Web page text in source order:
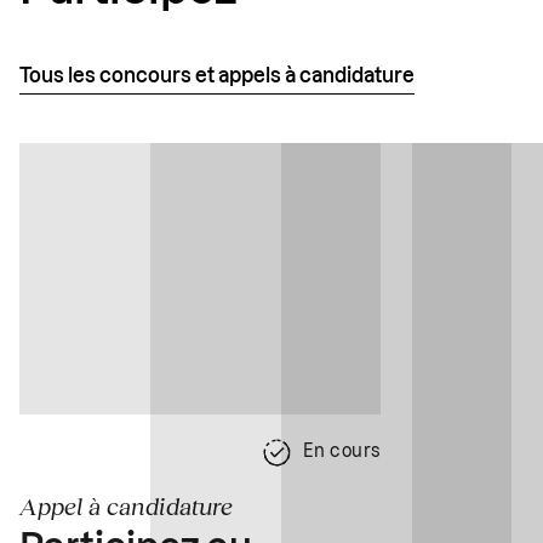
Tous les concours et appels à candidature
En cours
Appel à candidature